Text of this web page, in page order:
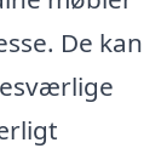
De kan